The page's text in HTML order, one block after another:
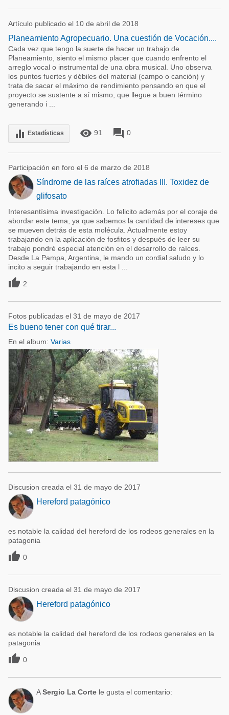
Artículo publicado el 10 de abril de 2018
Planeamiento Agropecuario. Una cuestión de Vocación....
Cada vez que tengo la suerte de hacer un trabajo de
Planeamiento, siento el mismo placer que cuando enfrento el
arreglo vocal o instrumental de una obra musical. Uno observa
los puntos fuertes y débiles del material (campo o canción) y
trata de sacar el máximo de rendimiento pensando en que el
proyecto se sustente a sí mismo, que llegue a buen término
generando i ...
equalizer Estadísticas remove_red_eye 91 forum 0
Participación en foro el 6 de marzo de 2018
Síndrome de las raíces atrofiadas III. Toxidez de
glifosato
Interesantísima investigación. Lo felicito además por el coraje de
abordar este tema, ya que sabemos la cantidad de intereses que
se mueven detrás de esta molécula. Actualmente estoy
trabajando en la aplicación de fosfitos y después de leer su
trabajo pondré especial atención en el desarrollo de raíces.
Desde La Pampa, Argentina, le mando un cordial saludo y lo
incito a seguir trabajando en esta l ...
 2
Fotos publicadas el 31 de mayo de 2017
Es bueno tener con qué tirar...
En el album: Varias
Discusion creada el 31 de mayo de 2017
Hereford patagónico
es notable la calidad del hereford de los rodeos generales en la
patagonia
 0
Discusion creada el 31 de mayo de 2017
Hereford patagónico
es notable la calidad del hereford de los rodeos generales en la
patagonia
 0
ASergio La Corte le gusta el comentario: